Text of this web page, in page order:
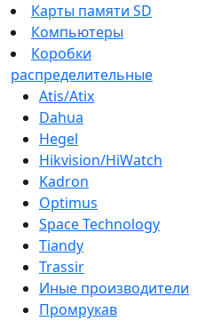
Карты памяти SD
Компьютеры
Коробки
распределительные
Atis/Atix
Dahua
Hegel
Hikvision/HiWatch
Kadron
Optimus
Space Technology
Tiandy
Trassir
Иные производители
Промрукав